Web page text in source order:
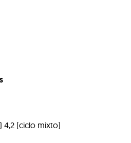
4,2 (ciclo mixto)